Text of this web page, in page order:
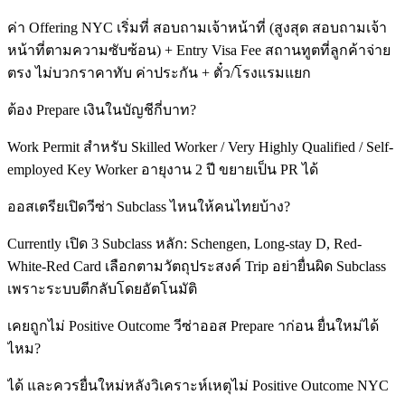
ค่า Offering NYC เริ่มที่ สอบถามเจ้าหน้าที่ (สูงสุด สอบถามเจ้า
หน้าที่ตามความซับซ้อน) + Entry Visa Fee สถานทูตที่ลูกค้าจ่าย
ตรง ไม่บวกราคาทับ ค่าประกัน + ตั๋ว/โรงแรมแยก
ต้อง Prepare เงินในบัญชีกี่บาท?
Work Permit สำหรับ Skilled Worker / Very Highly Qualified / Self-
employed Key Worker อายุงาน 2 ปี ขยายเป็น PR ได้
ออสเตรียเปิดวีซ่า Subclass ไหนให้คนไทยบ้าง?
Currently เปิด 3 Subclass หลัก: Schengen, Long-stay D, Red-
White-Red Card เลือกตามวัตถุประสงค์ Trip อย่ายื่นผิด Subclass
เพราะระบบตีกลับโดยอัตโนมัติ
เคยถูกไม่ Positive Outcome วีซ่าออส Prepare าก่อน ยื่นใหม่ได้
ไหม?
ได้ และควรยื่นใหม่หลังวิเคราะห์เหตุไม่ Positive Outcome NYC